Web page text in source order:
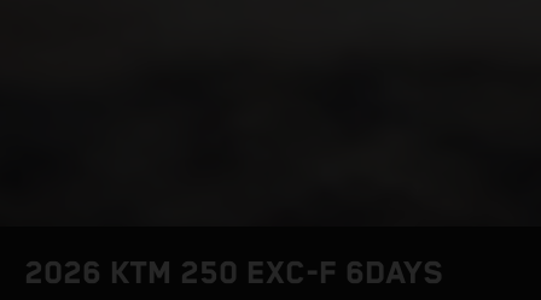
2026 KTM 250 EXC-F 6DAYS